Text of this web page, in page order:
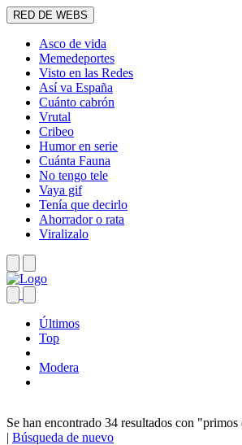
RED DE WEBS
Asco de vida
Memedeportes
Visto en las Redes
Así va España
Cuánto cabrón
Vrutal
Cribeo
Humor en serie
Cuánta Fauna
No tengo tele
Vaya gif
Tenía que decirlo
Ahorrador o rata
Viralizalo
Últimos
Top
Modera
Se han encontrado 34 resultados con "primos
| Búsqueda de nuevo